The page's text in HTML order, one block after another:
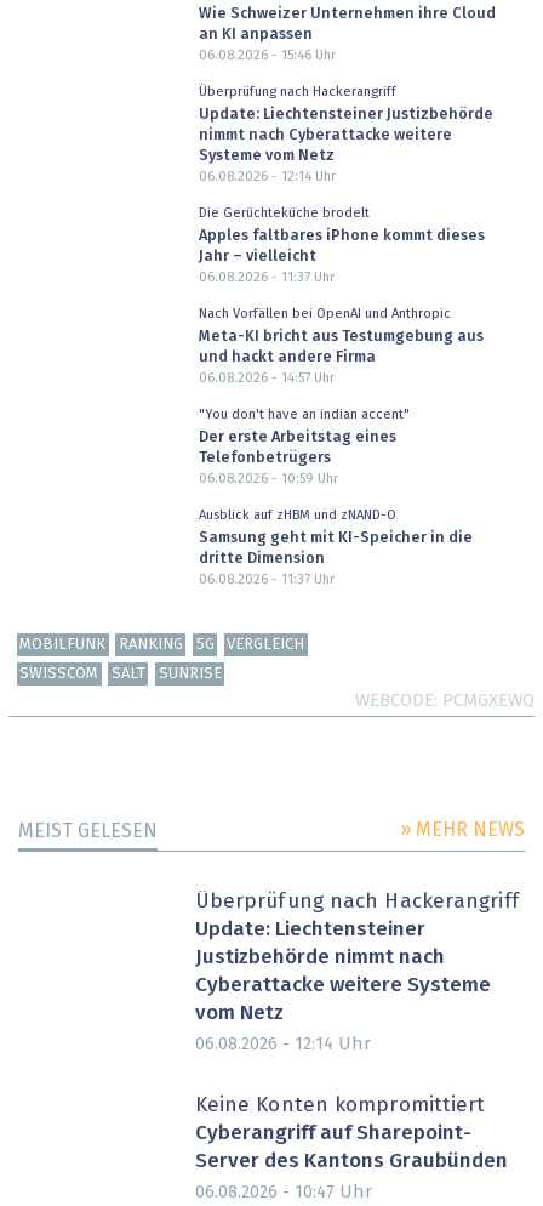
Wie Schweizer Unternehmen ihre Cloud
an KI anpassen
06.08.2026 - 15:46Uhr
Überprüfung nach Hackerangriff
Update: Liechtensteiner Justizbehörde
nimmt nach Cyberattacke weitere
Systeme vom Netz
06.08.2026 - 12:14Uhr
Die Gerüchteküche brodelt
Apples faltbares iPhone kommt dieses
Jahr – vielleicht
06.08.2026 - 11:37Uhr
Nach Vorfällen bei OpenAI und Anthropic
Meta-KI bricht aus Testumgebung aus
und hackt andere Firma
06.08.2026 - 14:57Uhr
"You don't have an indian accent"
Der erste Arbeitstag eines
Telefonbetrügers
06.08.2026 - 10:59 Uhr
Ausblick auf zHBM und zNAND-O
Samsung geht mit KI-Speicher in die
dritte Dimension
06.08.2026 - 11:37Uhr
MOBILFUNK RANKING 5G
VERGLEICH
SWISSCOM
SALT SUNRISE
WEBCODE PCMGXEWQ
MEIST GELESEN » MEHR NEWS
Überprüfung nach Hackerangriff
Update: Liechtensteiner
Justizbehörde nimmt nach
Cyberattacke weitere Systeme
vom Netz
06.08.2026 - 12:14 Uhr
Keine Konten kompromittiert
Cyberangriff auf Sharepoint-
Server des Kantons Graubünden
06.08.2026 - 10:47 Uhr